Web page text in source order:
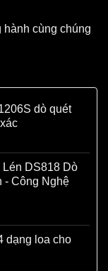
hành cùng chúng
dò quét
DS818 Dò
- Công Nghệ
dạng loa cho